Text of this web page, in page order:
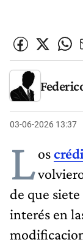
03-06-2026 13:37
Los
de que siete
interés en